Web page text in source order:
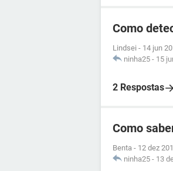
Como
Lindsei - 14 jun
ninha25 - 15
2 Respostas
Como
Benta - 12 dez
ninha25 - 13